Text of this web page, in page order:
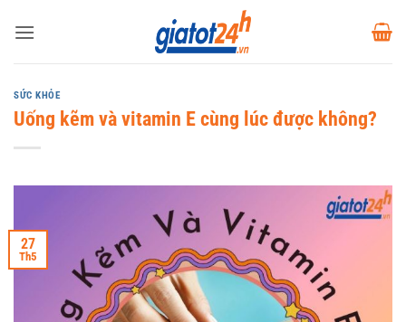
qua
SỨC KHỎE
Uống kẽm và vitamin E cùng lúc được không?
27
Th5